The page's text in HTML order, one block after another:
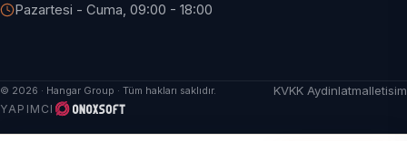
Pazartesi - Cuma, 09:00 - 18:00
© 2026 · Hangar Group · Tüm hakları saklıdır. KVKK AydinlatmaIletisim
YAPIMCI